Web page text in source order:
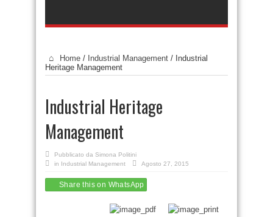
Home / Industrial Management / Industrial
Heritage Management
Industrial Heritage
Management
Pubblicato da Simona Politini
in Industrial Management Agosto 27, 2015
Share this on WhatsApp